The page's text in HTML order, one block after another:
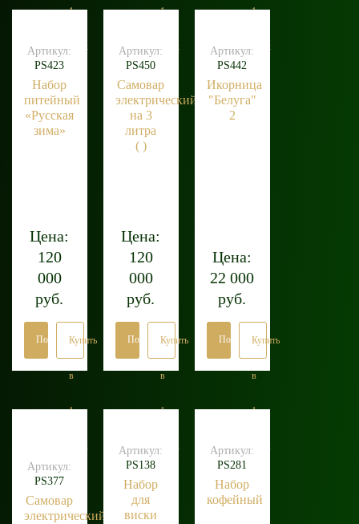
1
клик
1
клик
1
клик
Артикул:
PS423
Набор
питейный
«Русская
зима»
Цена:
120
000
руб.
ПодробнееКупить
в
1
клик
Артикул:
PS450
Самовар
электрический
на 3
литра
( )
Цена:
120
000
руб.
ПодробнееКупить
в
1
клик
Артикул:
PS442
Икорница
"Белуга"
2
Цена:
22 000
руб.
ПодробнееКупить
в
1
клик
Артикул:
PS377
Самовар
электрический
Артикул:
PS138
Набор
для
виски
Артикул:
PS281
Набор
кофейный